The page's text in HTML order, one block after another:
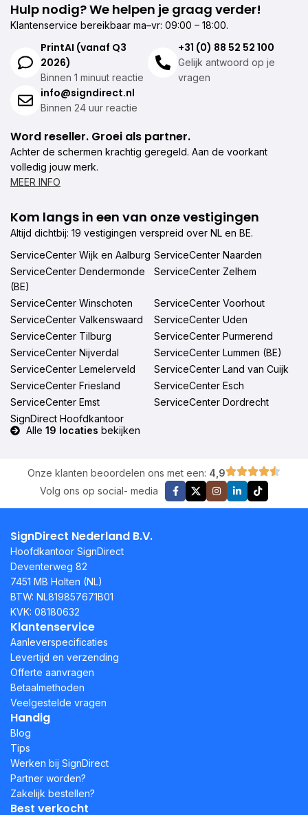
Hulp nodig? We helpen je graag verder!
Klantenservice bereikbaar ma–vr: 09:00 – 18:00.
PrintAI (vanaf Q3
2026)
Binnen 1 minuut reactie
+31 (0) 88 52 52 100
Gelijk antwoord op je
vragen
info@signdirect.nl
Binnen 24 uur reactie
Word reseller. Groei als partner.
Achter de schermen krachtig geregeld. Aan de voorkant
volledig jouw merk.
MEER INFO
Kom langs in een van onze vestigingen
Altijd dichtbij: 19 vestigingen verspreid over NL en BE.
ServiceCenter Wijk en Aalburg ServiceCenter Naarden
ServiceCenter Dendermonde
(BE)
ServiceCenter Zelhem
ServiceCenter Winschoten
ServiceCenter Voorhout
ServiceCenter Valkenswaard
ServiceCenter Uden
ServiceCenter Tilburg
ServiceCenter Purmerend
ServiceCenter Nijverdal
ServiceCenter Lummen (BE)
ServiceCenter Lemelerveld
ServiceCenter Land van Cuijk
ServiceCenter Friesland
ServiceCenter Esch
ServiceCenter Emst
ServiceCenter Dordrecht
SignDirect Hoofdkantoor
Alle 19 locaties bekijken
Onze klanten beoordelen ons met een: 4,9
Volg ons op social- media
SignDirect Nederland B.V.
Hoofdkantoor SignDirect
Deventerweg 82
7451 MB Holten (NL)
BTW: NL819857671B01
KVK: 08180632
Klantenservice
Aanleverspecificaties
Levertijd en verzending
Offerte aanvragen
Betaalmethoden
Veelgestelde vragen
Handig
Blog
Tips
Werken bij SignDirect
Partner worden?
Zakelijk bestellen?
Best verkocht